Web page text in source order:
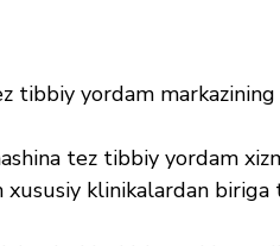
tibbiy yordam
tez tibbiy yordam
xususiy klinikalardan biriga